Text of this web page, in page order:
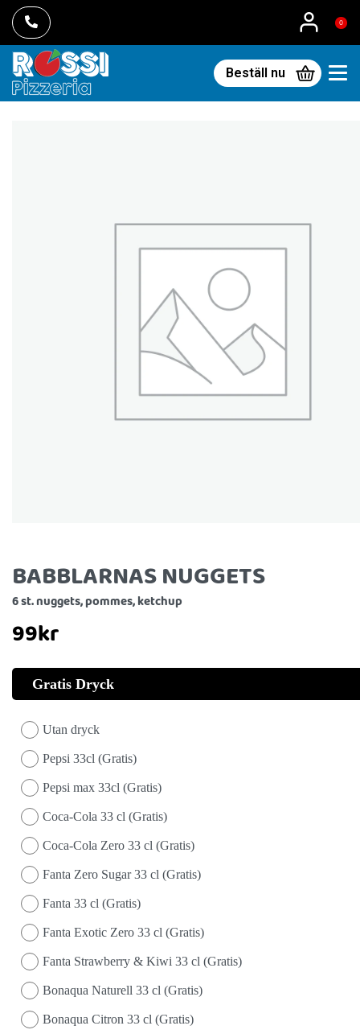
0
Beställ nu
BABBLARNAS NUGGETS
6 st. nuggets, pommes, ketchup
99kr
Gratis Dryck
Utan dryck
Pepsi 33cl (Gratis)
Pepsi max 33cl (Gratis)
Coca-Cola 33 cl (Gratis)
Coca-Cola Zero 33 cl (Gratis)
Fanta Zero Sugar 33 cl (Gratis)
Fanta 33 cl (Gratis)
Fanta Exotic Zero 33 cl (Gratis)
Fanta Strawberry & Kiwi 33 cl (Gratis)
Bonaqua Naturell 33 cl (Gratis)
Bonaqua Citron 33 cl (Gratis)